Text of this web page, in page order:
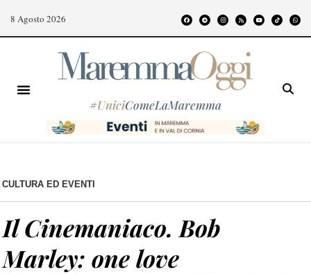
8 Agosto 2026
#UniciComeLaMaremma
CULTURA ED EVENTI
Il Cinemaniaco. Bob
Marley: one love